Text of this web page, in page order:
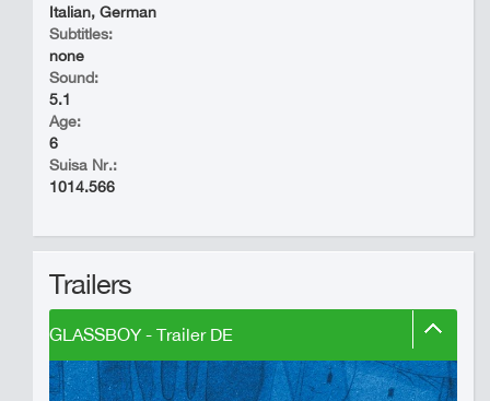
Italian, German
Subtitles:
none
Sound:
5.1
Age:
6
Suisa Nr.:
1014.566
Trailers
GLASSBOY - Trailer DE